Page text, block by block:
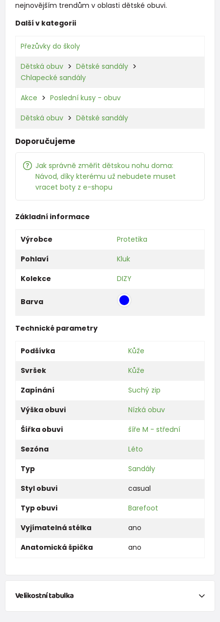
nejnovějším trendům v oblasti dětské obuvi.
Další v kategorii
Přezůvky do školy
Dětská obuv
Dětské sandály
Chlapecké sandály
Akce Poslední kusy - obuv
Dětská obuv Dětské sandály
Doporučujeme
Jak správně změřit dětskou nohu doma:
Návod, díky kterému už nebudete muset
vracet boty z e-shopu
Základní informace
Výrobce
Protetika
Pohlaví
Kluk
Kolekce
DIZY
Barva
Technické parametry
Podšívka
Kůže
Svršek
Kůže
Zapínání
Suchý zip
Výška obuvi
Nízká obuv
Šířka obuvi
šíře M - střední
Sezóna
Léto
Typ
Sandály
Styl obuvi
casual
Typ obuvi
Barefoot
Vyjímatelná stélka
ano
Anatomická špička
ano
Velikostní tabulka